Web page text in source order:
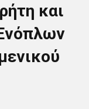
και